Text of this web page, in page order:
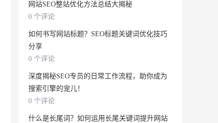
网站SEO整站优化方法总结大揭秘
0 个评论
如何书写网站标题？SEO标题关键词优化技巧
分享
0 个评论
深度揭秘SEO专员的日常工作流程，助你成为
搜索引擎的宠儿！
0 个评论
什么是长尾词？如何运用长尾关键词提升网站